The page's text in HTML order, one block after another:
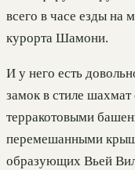
всего в часе езды на
курорта Шамони.
И у него есть
замок в стиле
терракотовыми
перемешанными
образующих Вьей